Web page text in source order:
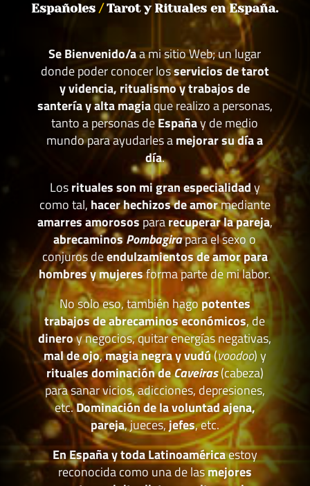
Españoles/Tarot y Rituales en España.
Se Bienvenido/aa mi sitio Web; un lugar
donde poder conocer losservicios de tarot
y videncia, ritualismo y trabajos de
santería y alta magiaque realizo a personas,
tanto a personas deEspañay de medio
mundo para ayudarles amejorar su día a
día.
Losrituales son mi gran especialidady
como tal, hacer hechizos de amormediante
amarres amorosospararecuperar la pareja,
abrecaminosPombagirapara el sexo o
conjuros deendulzamientos de amor para
hombres y mujeresforma parte de mi labor.
No solo eso, también hagopotentes
trabajos de abrecaminos económicos, de
dineroy negocios, quitar energías negativas,
mal de ojo,magia negra y vudú(voodoo) y
rituales dominación deCaveiras(cabeza)
para sanar vicios, adicciones, depresiones,
etc.Dominación de la voluntad ajena,
pareja, jueces,jefes, etc.
En España y toda Latinoaméricaestoy
reconocida como una de lasmejores